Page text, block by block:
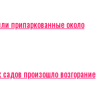
припаркованные около
произошло возгорание